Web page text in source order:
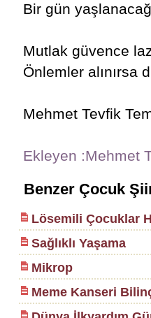
Bir gün
Mutlak güvence
Önlemler alınırsa
Mehmet Tevfik
Ekleyen :Mehmet
Benzer Çocuk
Lösemili Çocuklar
Sağlıklı Yaşama
Mikrop
Meme Kanseri